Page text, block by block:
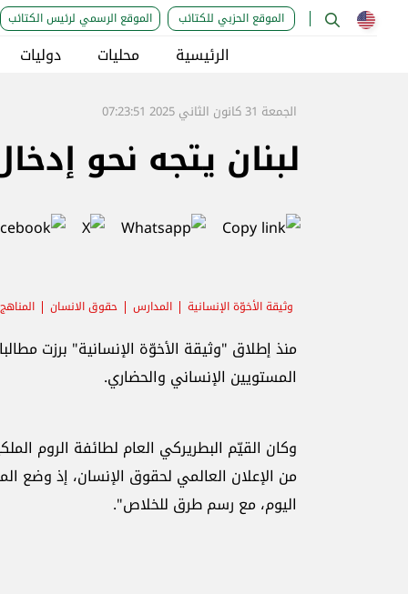
الموقع الحزبي للكتائب الموقع الرسمي لرئيس الكتائب
الرئيسية محليات دوليات
الجمعة 31 كانون الثاني 2025 07:23:51
لبنان يتجه نحو
وثيقة الأخوّة الإنسانية المدارس حقوق الانسان
منذ إطلاق "وثيقة الأخوّة الإنسانية" برزت
المستويين الإنساني والحضاري.
وكان القيّم البطريركي العام لطائفة الروم
من الإعلان العالمي لحقوق الإنسان، إذ وضع
اليوم، مع رسم طرق للخلاص".